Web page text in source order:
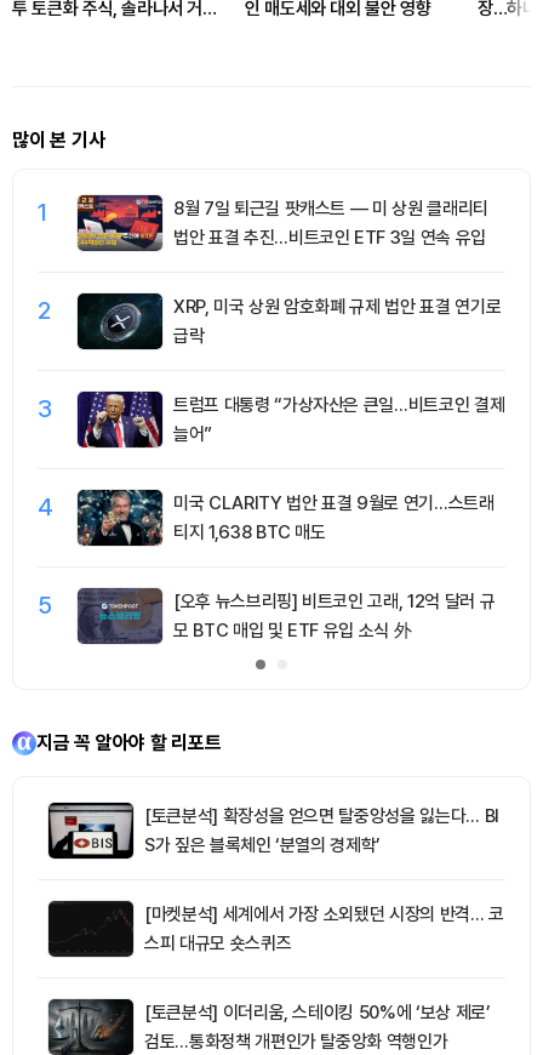
투 토큰화 주식, 솔라나서 거래
인 매도세와 대외 불안 영향
장…하나
많이 본 기사
1
8월 7일 퇴근길 팟캐스트 — 미 상원 클래리티
법안 표결 추진…비트코인 ETF 3일 연속 유입
2
XRP, 미국 상원 암호화폐 규제 법안 표결 연기로
급락
3
트럼프 대통령 “가상자산은 큰일…비트코인 결제
늘어”
4
미국 CLARITY 법안 표결 9월로 연기…스트래
티지 1,638 BTC 매도
5
[오후 뉴스브리핑] 비트코인 고래, 12억 달러 규
모 BTC 매입 및 ETF 유입 소식 外
지금 꼭 알아야 할 리포트
[토큰분석] 확장성을 얻으면 탈중앙성을 잃는다… BI
S가 짚은 블록체인 ‘분열의 경제학’
[마켓분석] 세계에서 가장 소외됐던 시장의 반격… 코
스피 대규모 숏스퀴즈
[토큰분석] 이더리움, 스테이킹 50%에 ‘보상 제로’
검토…통화정책 개편인가 탈중앙화 역행인가